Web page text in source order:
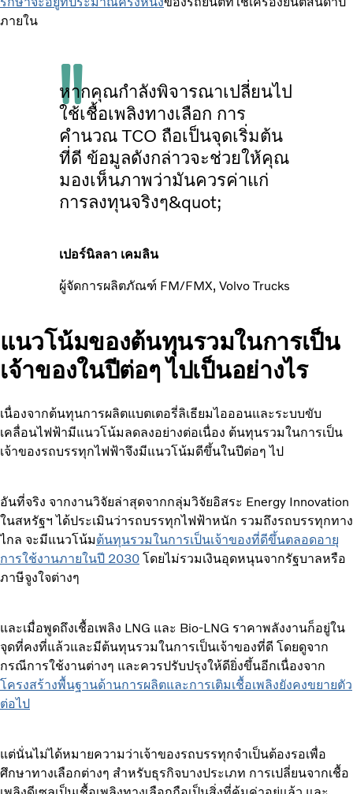
ภายใน
หากคุณกำลังพิจารณาเปลี่ยนไป
ใช้เชื้อเพลิงทางเลือก การ
คำนวณ TCO ถือเป็นจุดเริ่มต้น
ที่ดี ข้อมูลดังกล่าวจะช่วยให้คุณ
มองเห็นภาพว่ามันควรค่าแก่
การลงทุนจริงๆ&quot;
เปอร์นิลลา เคมลิน
ผู้จัดการผลิตภัณฑ์ FM/FMX, Volvo Trucks
แนวโน้มของต้นทุนรวมในการเป็น
เจ้าของในปีต่อๆ ไปเป็นอย่างไร
เนื่องจากต้นทุนการผลิตแบตเตอรี่ลิเธียมไอออนและระบบขับ
เคลื่อนไฟฟ้ามีแนวโน้มลดลงอย่างต่อเนื่อง ต้นทุนรวมในการเป็น
เจ้าของรถบรรทุกไฟฟ้าจึงมีแนวโน้มดีขึ้นในปีต่อๆ ไป
อันที่จริง จากงานวิจัยล่าสุดจากกลุ่มวิจัยอิสระ Energy Innovation
ในสหรัฐฯ ได้ประเมินว่ารถบรรทุกไฟฟ้าหนัก รวมถึงรถบรรทุกทาง
ไกล จะมีแนวโน้มต้นทุนรวมในการเป็นเจ้าของที่ดีขึ้นตลอดอายุ
การใช้งานภายในปี 2030 โดยไม่รวมเงินอุดหนุนจากรัฐบาลหรือ
ภาษีจูงใจต่างๆ
และเมื่อพูดถึงเชื้อเพลิง LNG และ Bio-LNG ราคาพลังงานก็อยู่ใน
จุดที่คงที่แล้วและมีต้นทุนรวมในการเป็นเจ้าของที่ดี โดยดูจาก
กรณีการใช้งานต่างๆ และควรปรับปรุงให้ดียิ่งขึ้นอีกเนื่องจาก
โครงสร้างพื้นฐานด้านการผลิตและการเติมเชื้อเพลิงยังคงขยายตัว
ต่อไป
แต่นั่นไม่ได้หมายความว่าเจ้าของรถบรรทุกจำเป็นต้องรอเพื่อ
ศึกษาทางเลือกต่างๆ สำหรับธุรกิจบางประเภท การเปลี่ยนจากเชื้อ